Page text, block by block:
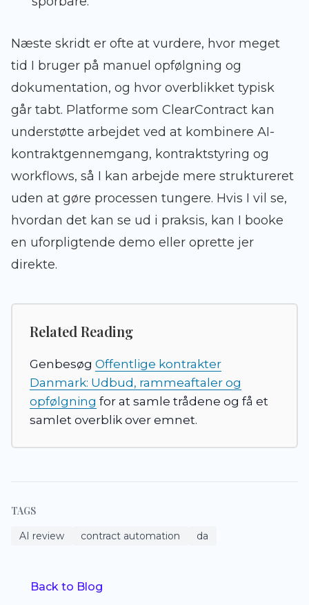
Næste skridt er ofte at vurdere, hvor meget
tid I bruger på manuel opfølgning og
dokumentation, og hvor overblikket typisk
går tabt. Platforme som ClearContract kan
understøtte arbejdet ved at kombinere AI-
kontraktgennemgang, kontraktstyring og
workflows, så I kan arbejde mere struktureret
uden at gøre processen tungere. Hvis I vil se,
hvordan det kan se ud i praksis, kan I booke
en uforpligtende demo eller oprette jer
direkte.
Related Reading
Genbesøg Offentlige kontrakter
Danmark: Udbud, rammeaftaler og
opfølgning for at samle trådene og få et
samlet overblik over emnet.
TAGS
AI review contract automation da
Back to Blog